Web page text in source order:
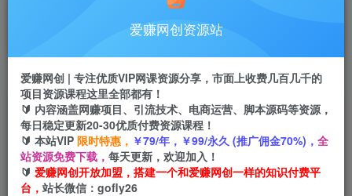
会员专属推广链接
首页 创业课程 VIP免费 正文
0基础学-视频号短视频变现：适合新人学习的短视
频变现课（10节课）
爱赚网创
2年前发布
关注 私信
爱赚网创资源站
爱赚网创 | 专注优质VIP网课资源分享，市面上收费几百几千的
项目资源课程这里全部都有！
🔰 内容涵盖网赚项目、引流技术、电商运营、脚本源码等资源，
每日稳定更新20-30优质付费资源课程！
🔰 本站VIP 限时特惠， ￥79/年，￥99/永久 (推广佣金70%)， 全
站资源免费下载， 每天更新，欢迎加入！
🔰 爱赚网创开放加盟，搭建一个和爱赚网创一样的知识付费平
台， 站长微信：gofly26